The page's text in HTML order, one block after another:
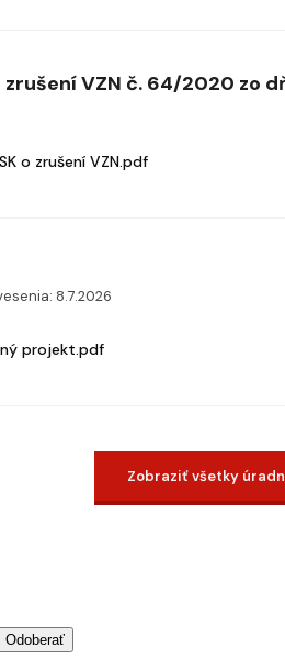
zrušení VZN č. 64/2020 zo
o zrušení VZN.pdf
8.7.2026
projekt.pdf
Zobraziť všetky
Odoberať